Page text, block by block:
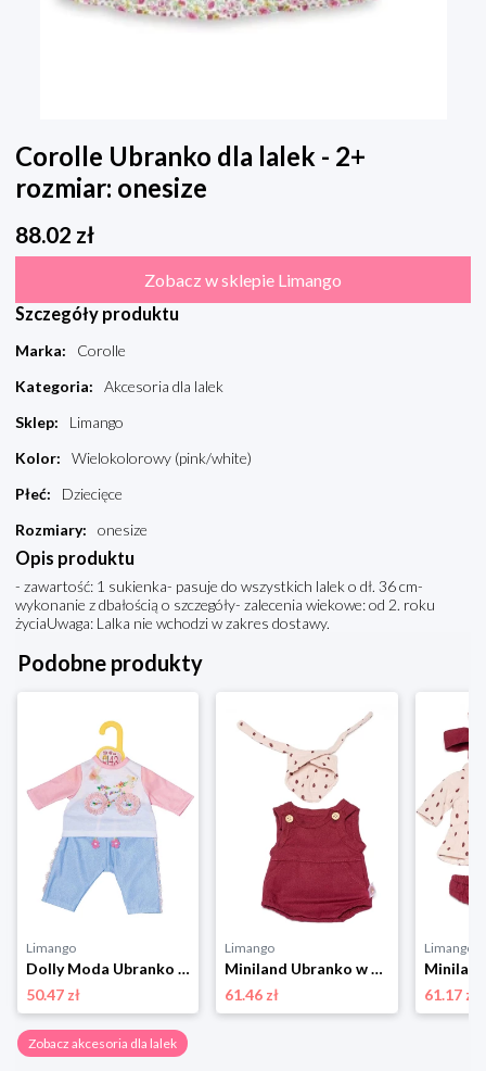
Corolle Ubranko dla lalek - 2+
rozmiar: onesize
88.02 zł
Zobacz w sklepie Limango
Szczegóły produktu
Marka:
Corolle
Kategoria:
Akcesoria dla lalek
Sklep:
Limango
Kolor:
Wielokolorowy (pink/white)
Płeć:
Dziecięce
Rozmiary: onesize
Opis produktu
- zawartość: 1 sukienka- pasuje do wszystkich lalek o dł. 36 cm-
wykonanie z dbałością o szczegóły- zalecenia wiekowe: od 2. roku
życiaUwaga: Lalka nie wchodzi w zakres dostawy.
Podobne produkty
Limango
Dolly Moda Ubranko dla lalek - 3+ rozmiar: onesize
50.47 zł
Limango
Miniland Ubranko w kolorze jasnoróżowo-bordowym dla lalki - 3+ rozmiar: onesize
61.46 zł
Limango
61.17 zł
Zobacz akcesoria dla lalek